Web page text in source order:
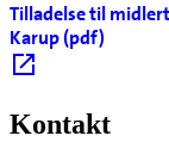
Tilladelse til
Karup (pdf)
Kontakt